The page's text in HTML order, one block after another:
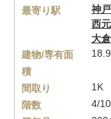
最寄り駅
神
西
大
建物/専有面
積
間取り
1K
階数
4/